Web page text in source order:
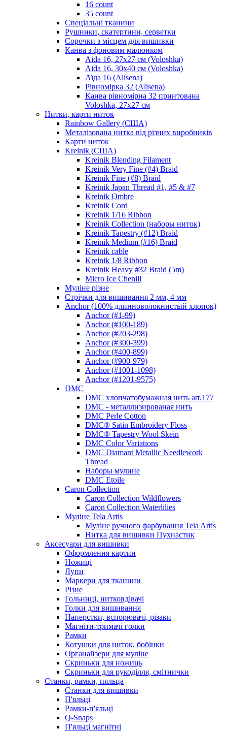
16 count
35 count
Спеціальні тканини
Рушники, скатертини, серветки
Сорочки з місцем для вишивки
Канва з фоновим малюнком
Aida 16, 27х27 см (Voloshka)
Aida 16, 30х40 см (Voloshka)
Аїда 16 (Alisena)
Рівномірка 32 (Alisena)
Канва рівномірна 32 принтована
Voloshka, 27х27 см
Нитки, карти ниток
Rainbow Gallery (США)
Металізована нитка від різних виробників
Карти ниток
Kreinik (США)
Kreinik Blending Filament
Kreinik Very Fine (#4) Braid
Kreinik Fine (#8) Braid
Kreinik Japan Thread #1, #5 & #7
Kreinik Ombre
Kreinik Cord
Kreinik 1/16 Ribbon
Kreinik Collection (наборы ниток)
Kreinik Tapestry (#12) Braid
Kreinik Medium (#16) Braid
Kreinik cable
Kreinik 1/8 Ribbon
Kreinik Heavy #32 Braid (5m)
Micro Ice Chenill
Муліне різне
Стрічки для вишивання 2 мм, 4 мм
Anchor (100% длинноволокнистый хлопок)
Anchor (#1-99)
Anchor (#100-189)
Anchor (#203-298)
Anchor (#300-399)
Anchor (#400-899)
Anchor (#900-979)
Anchor (#1001-1098)
Anchor (#1201-9575)
DMC
DMC хлопчатобумажная нить art.177
DMC - металлизированая нить
DMC Perle Cotton
DMC® Satin Embroidery Floss
DMC® Tapestry Wool Skein
DMC Color Variations
DMC Diamant Metallic Needlework
Thread
Наборы мулине
DMC Etoile
Caron Collection
Caron Collection Wildflowers
Caron Collection Waterlilies
Муліне Tela Artis
Муліне ручного фарбування Tela Artis
Нитка для вишивки Пухнастик
Аксесуари для вишивки
Оформлення картин
Ножиці
Лупи
Маркери для тканини
Різне
Гольниці, нитковдівачі
Голки для вишивання
Наперстки, вспорювачі, різаки
Магніти-тримачі голки
Рамки
Котушки для ниток, бобінки
Органайзери для муліне
Скриньки для ножиць
Скриньки для рукоділля, смітнички
Станки, рамки, пяльца
Станки для вишивки
П'яльці
Рамки-п'яльці
Q-Snaps
П'яльці магнітні